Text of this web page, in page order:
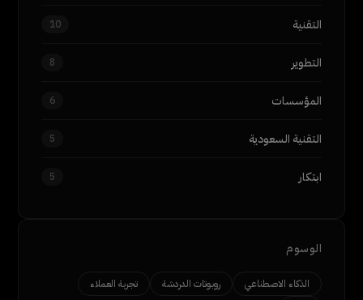
التقنية 10
التطوير 8
المؤسسات 6
التقنية السعودية 5
ابتكار 5
الوسوم
الذكاء الاصطناعي روبوتات الدردشة
تجربة العملاء